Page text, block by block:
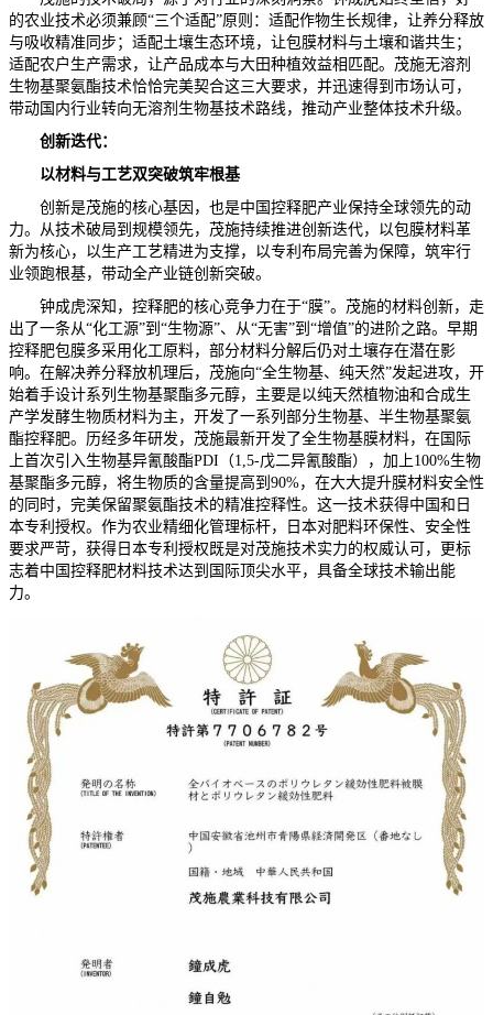
的农业技术必须兼顾“三个适配”原则：适配作物生长规律，让养分释放
与吸收精准同步；适配土壤生态环境，让包膜材料与土壤和谐共生；
适配农户生产需求，让产品成本与大田种植效益相匹配。茂施无溶剂
生物基聚氨酯技术恰恰完美契合这三大要求，并迅速得到市场认可，
带动国内行业转向无溶剂生物基技术路线，推动产业整体技术升级。
创新迭代：
以材料与工艺双突破筑牢根基
创新是茂施的核心基因，也是中国控释肥产业保持全球领先的动
力。从技术破局到规模领先，茂施持续推进创新迭代，以包膜材料革
新为核心，以生产工艺精进为支撑，以专利布局完善为保障，筑牢行
业领跑根基，带动全产业链创新突破。
钟成虎深知，控释肥的核心竞争力在于“膜”。茂施的材料创新，走
出了一条从“化工源”到“生物源”、从“无害”到“增值”的进阶之路。早期
控释肥包膜多采用化工原料，部分材料分解后仍对土壤存在潜在影
响。在解决养分释放机理后，茂施向“全生物基、纯天然”发起进攻，开
始着手设计系列生物基聚酯多元醇，主要是以纯天然植物油和合成生
产学发酵生物质材料为主，开发了一系列部分生物基、半生物基聚氨
酯控释肥。历经多年研发，茂施最新开发了全生物基膜材料，在国际
上首次引入生物基异氰酸酯PDI（1,5-戊二异氰酸酯），加上100%生物
基聚酯多元醇，将生物质的含量提高到90%，在大大提升膜材料安全性
的同时，完美保留聚氨酯技术的精准控释性。这一技术获得中国和日
本专利授权。作为农业精细化管理标杆，日本对肥料环保性、安全性
要求严苛，获得日本专利授权既是对茂施技术实力的权威认可，更标
志着中国控释肥材料技术达到国际顶尖水平，具备全球技术输出能
力。